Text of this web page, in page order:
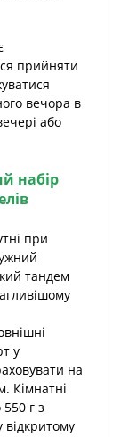
прийняти
вечора в
або
набір
при
тандем
у
на
Кімнатні
г з